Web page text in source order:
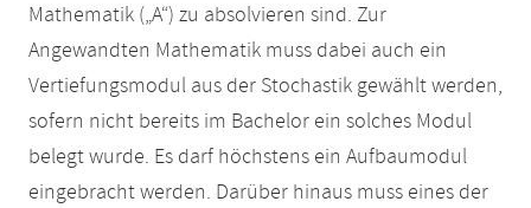
Mathematik („A“) zu absolvieren sind. Zur
Angewandten Mathematik muss dabei auch ein
Vertiefungsmodul aus der Stochastik gewählt werden,
sofern nicht bereits im Bachelor ein solches Modul
belegt wurde. Es darf höchstens ein Aufbaumodul
eingebracht werden. Darüber hinaus muss eines der